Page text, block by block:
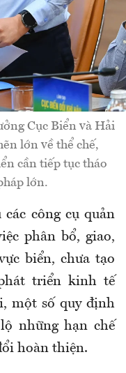
Cục Biển và Hải
lớn về thể chế,
cần tiếp tục tháo
lớn.
công cụ quản
phân bổ, giao,
biển, chưa tạo
triển kinh tế
một số quy định
những hạn chế
hoàn thiện.